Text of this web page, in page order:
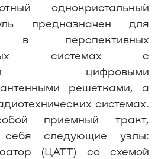
однокристальный
предназначен для
в перспективных
системах с
цифровыми
решетками, а
системах.
приемный тракт,
следующие узлы:
(ЦАТТ) со схемой